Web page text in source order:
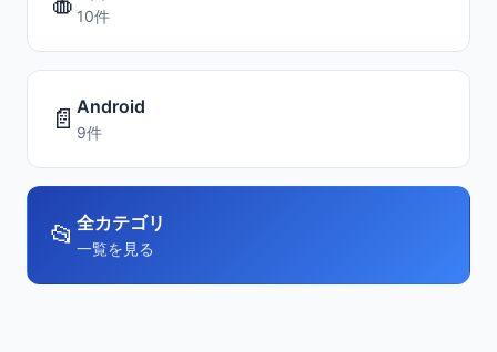
10件
📄 Android
9件
📂 全カテゴリ
一覧を見る